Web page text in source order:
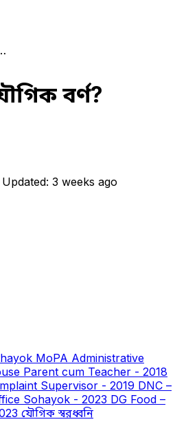
বর্ণ?
Updated: 3 weeks ago
MoPA Administrative
Parent cum Teacher - 2018
Supervisor - 2019 DNC –
Sohayok - 2023 DG Food –
যৌগিক স্বরধ্বনি